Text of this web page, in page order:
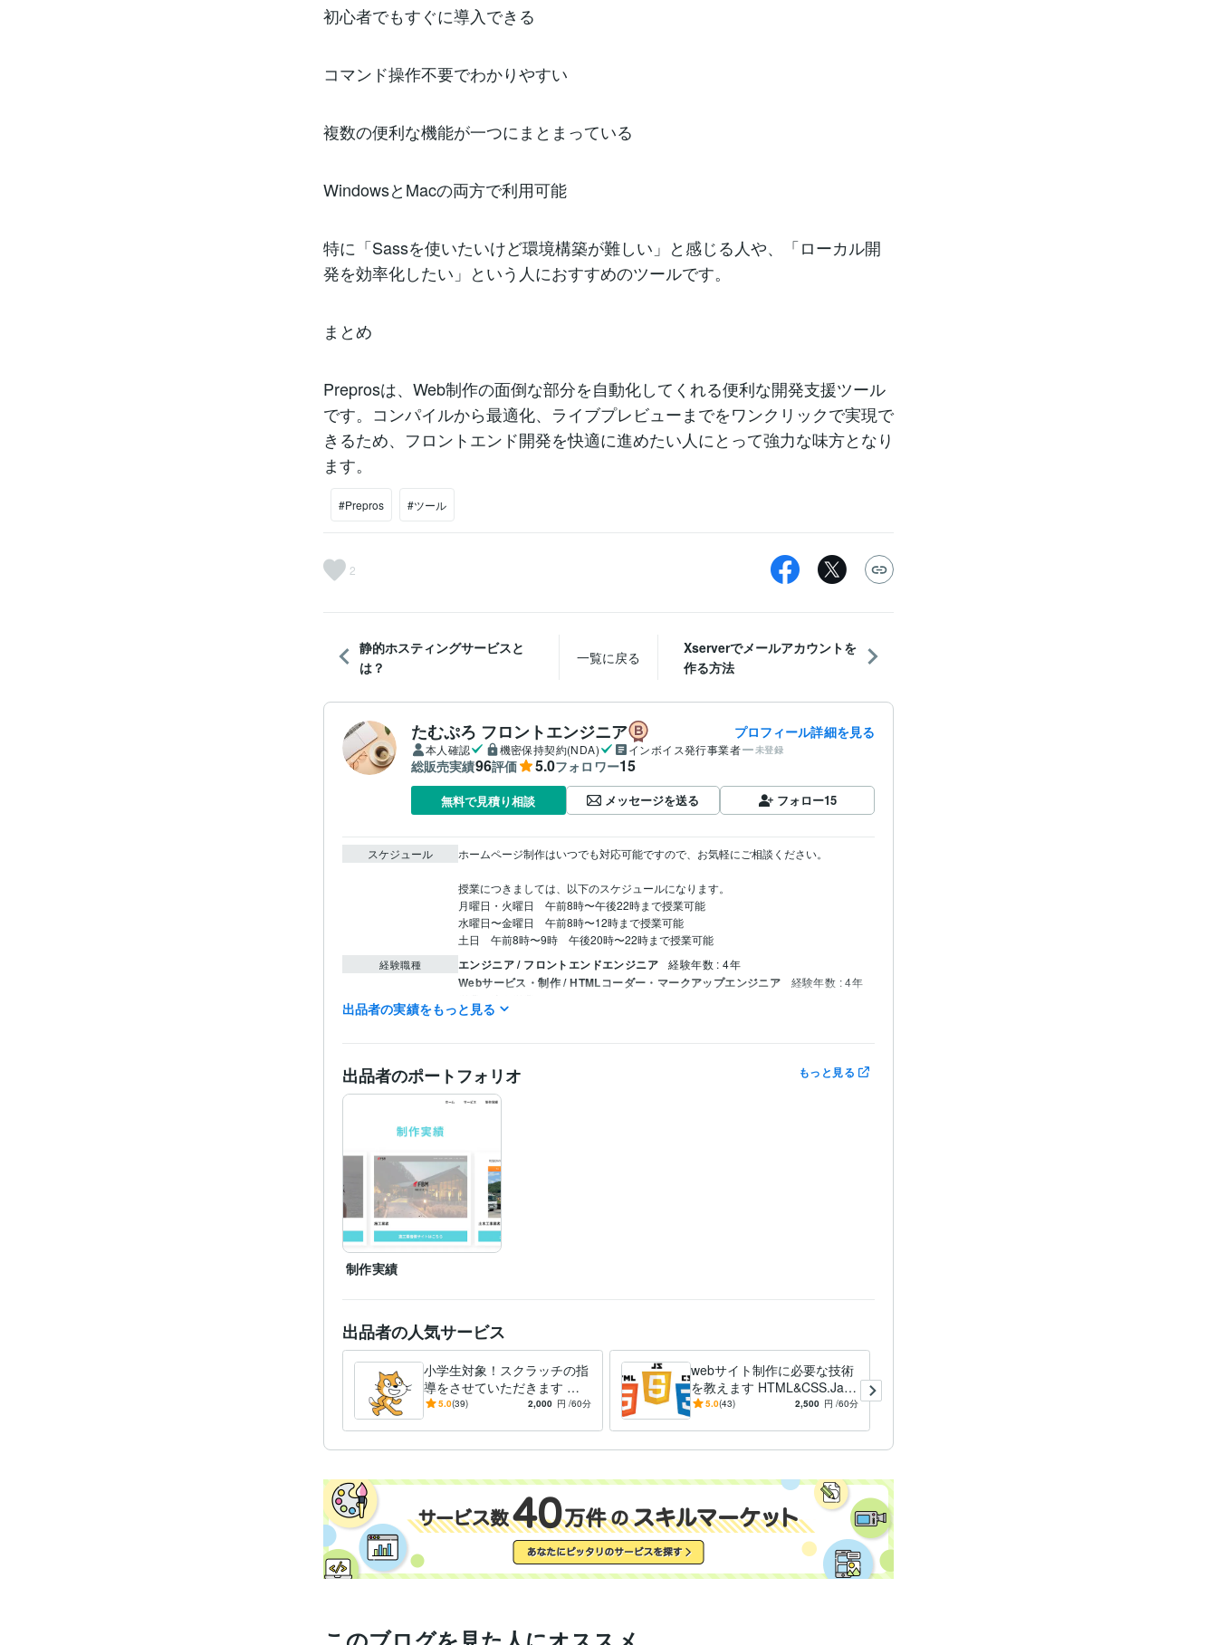
初心者でもすぐに導入できる
コマンド操作不要でわかりやすい
複数の便利な機能が一つにまとまっている
WindowsとMacの両方で利用可能
特に「Sassを使いたいけど環境構築が難しい」と感じる人や、「ローカル開
発を効率化したい」という人におすすめのツールです。
まとめ
Preprosは、Web制作の面倒な部分を自動化してくれる便利な開発支援ツール
です。コンパイルから最適化、ライブプレビューまでをワンクリックで実現で
きるため、フロントエンド開発を快適に進めたい人にとって強力な味方となり
ます。
#Prepros #ツール
2
静的ホスティングサービスと
は？
一覧に戻る
Xserverでメールアカウントを
作る方法
たむぷろ フロントエンジニア プロフィール詳細を見る
本人確認 機密保持契約(NDA) インボイス発行事業者 未登録
総販売実績96評価 5.0フォロワー15
無料で見積り相談 メッセージを送る フォロー15
スケジュール ホームページ制作はいつでも対応可能ですので、お気軽にご相談ください。
授業につきましては、以下のスケジュールになります。
月曜日・火曜日　午前8時〜午後22時まで授業可能
水曜日〜金曜日　午前8時〜12時まで授業可能
土日　午前8時〜9時　午後20時〜22時まで授業可能
経験職種 エンジニア / フロントエンドエンジニア 経験年数 : 4年
Webサービス・制作 / HTMLコーダー・マークアップエンジニア 経験年数 : 4年
営業 / 法人営業
経営・マネジメント / 経営企画・経営戦略
職歴 Tammpro
CSS:4年
ティブツール
PowerPoint:4年
ChatGPT:2年
Google スプレッドシート:4年
得意分野 Web制作・HP作成・EC構築
プログラミング
出品者の実績をもっと見る
出品者のポートフォリオ もっと見る
制作実績
出品者の人気サービス
小学生対象！スクラッチの指
導をさせていただきます 現
役のプログラミングスクール
5.0(39) 2,000 円 /60分
webサイト制作に必要な技術
を教えます HTML&CSS.Java
Scriptなどを勉強しよう！
5.0(43) 2,500 円 /60分